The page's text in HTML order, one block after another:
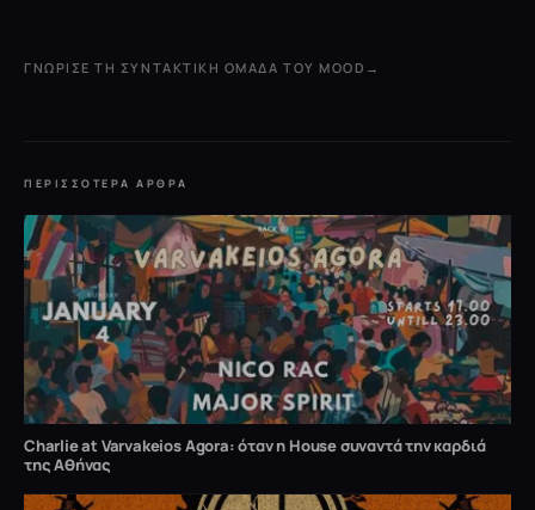
ΓΝΏΡΙΣΕ ΤΗ ΣΥΝΤΑΚΤΙΚΉ ΟΜΆΔΑ ΤΟΥ MOOD →
ΠΕΡΙΣΣΌΤΕΡΑ ΆΡΘΡΑ
Charlie at Varvakeios Agora: όταν η House συναντά την καρδιά
της Αθήνας